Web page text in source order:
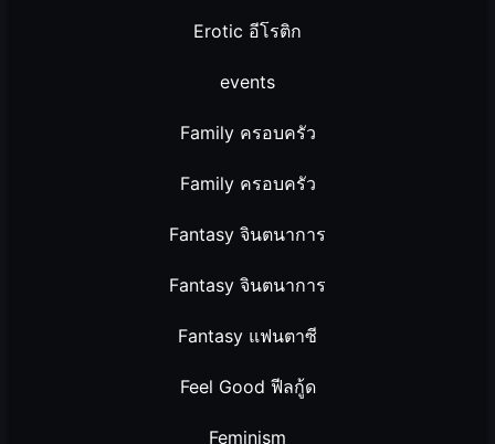
Erotic อีโรติก
events
Family ครอบครัว
Family ครอบครัว
Fantasy จินตนาการ
Fantasy จินตนาการ
Fantasy แฟนตาซี
Feel Good ฟีลกู้ด
Feminism